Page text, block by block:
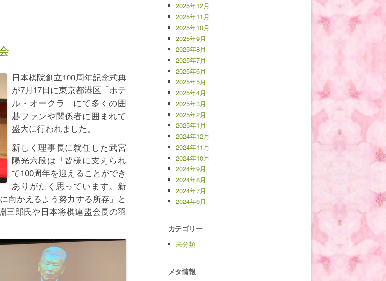
日本棋院創立100周年記念式典
が7月17日に東京都港区「ホテ
ル・オークラ」にて多くの囲
碁ファンや関係者に囲まれて
盛大に行われました。
新しく理事長に就任した武宮
陽光六段は「皆様に支えられ
て100周年を迎えることができ
ありがたく思っています。新
向かえるよう努力する所存」と
三郎氏や日本将棋連盟会長の羽
2025年12月
2025年11月
2025年10月
2025年9月
2025年8月
2025年7月
2025年6月
2025年5月
2025年4月
2025年3月
2025年2月
2025年1月
2024年12月
2024年11月
2024年10月
2024年9月
2024年8月
2024年7月
2024年6月
カテゴリー
未分類
メタ情報